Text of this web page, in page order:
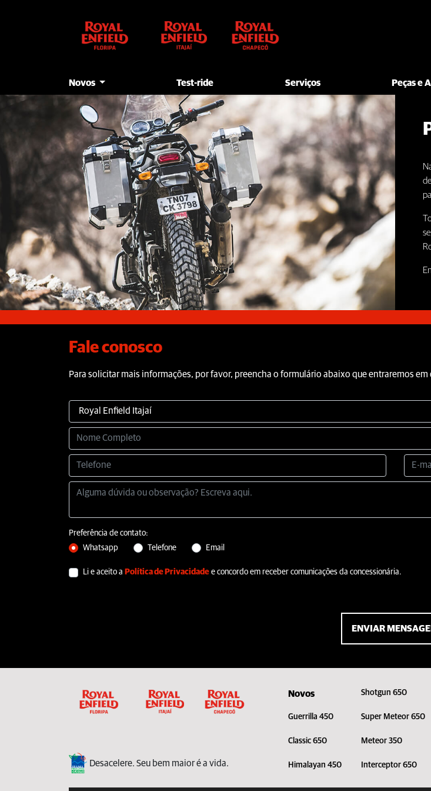
Novos Test-ride Serviços Peças e
Fale conosco
Para solicitar mais informações, por favor, preencha o formulário abaixo que entraremos
Preferência de contato:
Whatsapp
Telefone Email
Li e aceito a Política de Privacidade e concordo em receber comunicações da concessionária.
ENVIAR
Desacelere. Seu bem maior é a vida.
Novos
Guerrilla 450
Classic 650
Himalayan 450
Shotgun 650
Super Meteor 650
Meteor 350
Interceptor 650